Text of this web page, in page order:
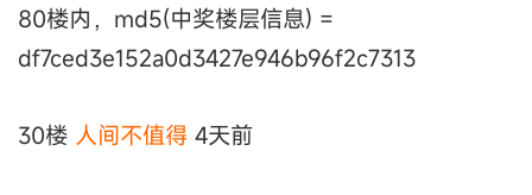
80楼内，md5(中奖楼层信息) =
df7ced3e152a0d3427e946b96f2c7313
30楼 人间不值得 4天前